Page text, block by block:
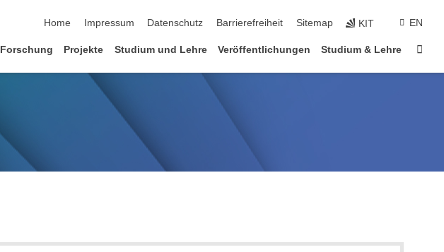
Home
Impressum Datenschutz Barrierefreiheit Sitemap KIT EN
Forschung Projekte Studium und Lehre Veröffentlichungen Studium & Lehre